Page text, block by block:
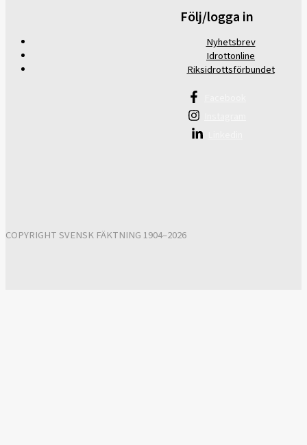
Följ/logga in
Nyhetsbrev
Idrottonline
Riksidrottsförbundet
COPYRIGHT SVENSK FÄKTNING 1904–2026